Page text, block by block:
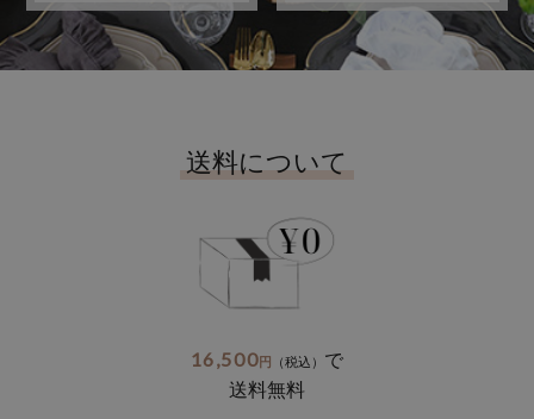
送料について
16,500円 （税込） で
送料無料